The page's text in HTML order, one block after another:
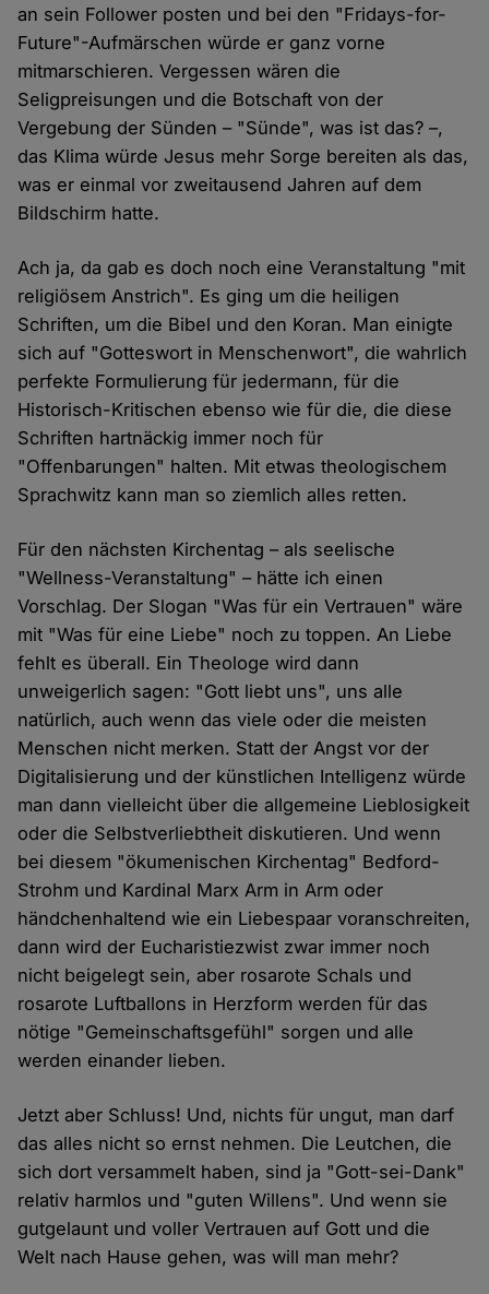
an sein Follower posten und bei den "Fridays-for-
Future"-Aufmärschen würde er ganz vorne
mitmarschieren. Vergessen wären die
Seligpreisungen und die Botschaft von der
Vergebung der Sünden – "Sünde", was ist das? –,
das Klima würde Jesus mehr Sorge bereiten als das,
was er einmal vor zweitausend Jahren auf dem
Bildschirm hatte.
Ach ja, da gab es doch noch eine Veranstaltung "mit
religiösem Anstrich". Es ging um die heiligen
Schriften, um die Bibel und den Koran. Man einigte
sich auf "Gotteswort in Menschenwort", die wahrlich
perfekte Formulierung für jedermann, für die
Historisch-Kritischen ebenso wie für die, die diese
Schriften hartnäckig immer noch für
"Offenbarungen" halten. Mit etwas theologischem
Sprachwitz kann man so ziemlich alles retten.
Für den nächsten Kirchentag – als seelische
"Wellness-Veranstaltung" – hätte ich einen
Vorschlag. Der Slogan "Was für ein Vertrauen" wäre
mit "Was für eine Liebe" noch zu toppen. An Liebe
fehlt es überall. Ein Theologe wird dann
unweigerlich sagen: "Gott liebt uns", uns alle
natürlich, auch wenn das viele oder die meisten
Menschen nicht merken. Statt der Angst vor der
Digitalisierung und der künstlichen Intelligenz würde
man dann vielleicht über die allgemeine Lieblosigkeit
oder die Selbstverliebtheit diskutieren. Und wenn
bei diesem "ökumenischen Kirchentag" Bedford-
Strohm und Kardinal Marx Arm in Arm oder
händchenhaltend wie ein Liebespaar voranschreiten,
dann wird der Eucharistiezwist zwar immer noch
nicht beigelegt sein, aber rosarote Schals und
rosarote Luftballons in Herzform werden für das
nötige "Gemeinschaftsgefühl" sorgen und alle
werden einander lieben.
Jetzt aber Schluss! Und, nichts für ungut, man darf
das alles nicht so ernst nehmen. Die Leutchen, die
sich dort versammelt haben, sind ja "Gott-sei-Dank"
relativ harmlos und "guten Willens". Und wenn sie
gutgelaunt und voller Vertrauen auf Gott und die
Welt nach Hause gehen, was will man mehr?